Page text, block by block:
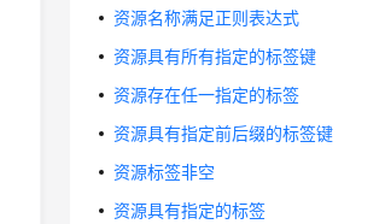
资源名称满足正则表达式
资源具有所有指定的标签键
资源存在任一指定的标签
资源具有指定前后缀的标签键
资源标签非空
资源具有指定的标签